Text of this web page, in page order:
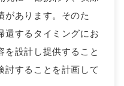
があります。そのた
還するタイミングにお
を設計し提供すること
討することを計画して